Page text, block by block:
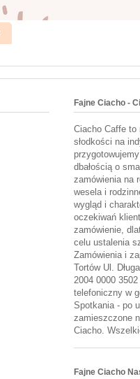
Fajne Ciacho -
Ciacho Caffe
słodkości na
dbałością o
zamówienia na
wesela i
wygląd i
oczekiwań
zamówienie,
celu ustalenia
Zamówienia i
Tortów Ul.
2004 0000
telefoniczny w
Spotkania - po
zamieszczone
Ciacho.
Fajne Ciacho